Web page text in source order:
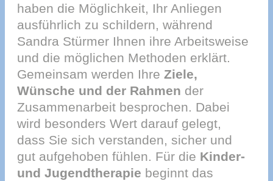
haben die Möglichkeit, Ihr Anliegen
ausführlich zu schildern, während
Sandra Stürmer Ihnen ihre Arbeitsweise
und die möglichen Methoden erklärt.
Gemeinsam werden Ihre Ziele,
Wünsche und der Rahmen der
Zusammenarbeit besprochen. Dabei
wird besonders Wert darauf gelegt,
dass Sie sich verstanden, sicher und
gut aufgehoben fühlen. Für die Kinder-
und Jugendtherapie beginnt das